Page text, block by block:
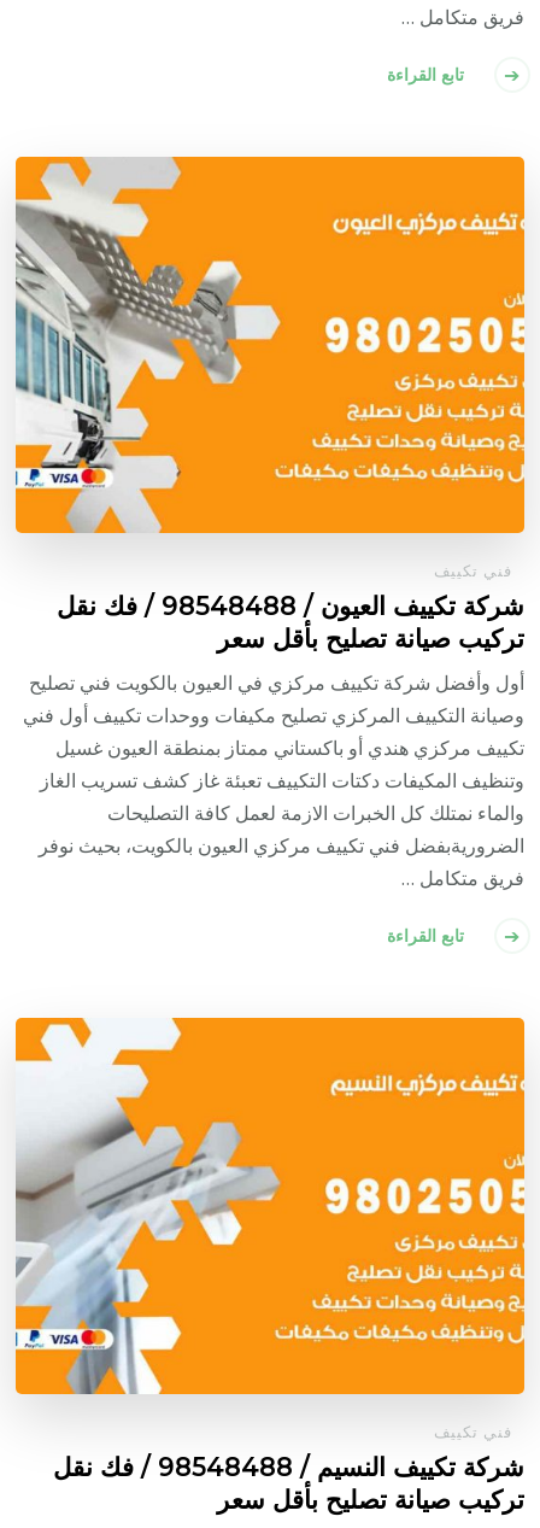
فريق متكامل …
تابع القراءة
فني تكييف
شركة تكييف العيون / 98548488 / فك نقل
تركيب صيانة تصليح بأقل سعر
أول وأفضل شركة تكييف مركزي في العيون بالكويت فني تصليح
وصيانة التكييف المركزي تصليح مكيفات ووحدات تكييف أول فني
تكييف مركزي هندي أو باكستاني ممتاز بمنطقة العيون غسيل
وتنظيف المكيفات دكتات التكييف تعبئة غاز كشف تسريب الغاز
والماء نمتلك كل الخبرات الازمة لعمل كافة التصليحات
الضروريةبفضل فني تكييف مركزي العيون بالكويت، بحيث نوفر
فريق متكامل …
تابع القراءة
فني تكييف
شركة تكييف النسيم / 98548488 / فك نقل
تركيب صيانة تصليح بأقل سعر